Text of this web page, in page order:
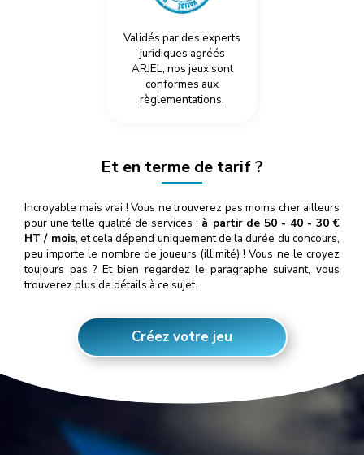
Validés par des experts
juridiques agréés
ARJEL, nos jeux sont
conformes aux
règlementations.
Et en terme de tarif ?
Incroyable mais vrai ! Vous ne trouverez pas moins cher ailleurs
pour une telle qualité de services : à partir de 50 - 40 - 30 €
HT / mois, et cela dépend uniquement de la durée du concours,
peu importe le nombre de joueurs (illimité) ! Vous ne le croyez
toujours pas ? Et bien regardez le paragraphe suivant, vous
trouverez plus de détails à ce sujet.
Créez votre jeu